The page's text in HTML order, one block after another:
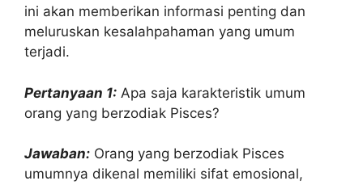
ini akan memberikan informasi penting dan
meluruskan kesalahpahaman yang umum
terjadi.
Pertanyaan 1: Apa saja karakteristik umum
orang yang berzodiak Pisces?
Jawaban: Orang yang berzodiak Pisces
umumnya dikenal memiliki sifat emosional,